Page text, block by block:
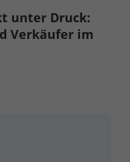
unter Druck:
Verkäufer im